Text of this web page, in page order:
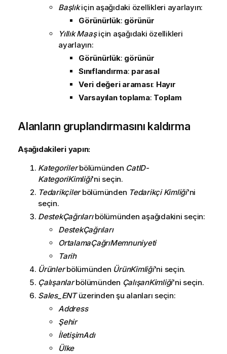
Başlıkiçin aşağıdaki özellikleri ayarlayın:
Görünürlük: görünür
Yıllık Maaşiçin aşağıdaki özellikleri
ayarlayın:
Görünürlük: görünür
Sınıflandırma: parasal
Veri değeri araması: Hayır
Varsayılan toplama: Toplam
Alanların gruplandırmasını kaldırma
Aşağıdakileri yapın:
Kategorilerbölümünden CatID-
KategoriKimliği'ni seçin.
Tedarikçilerbölümünden Tedarikçi Kimliği'ni
seçin.
DestekÇağrılarıbölümünden aşağıdakini seçin:
DestekÇağrıları
OrtalamaÇağrıMemnuniyeti
Tarih
Ürünlerbölümünden ÜrünKimliği'ni seçin.
Çalışanlarbölümünden ÇalışanKimliği'ni seçin.
Sales_ENTüzerinden şu alanları seçin:
Address
Şehir
İletişimAdı
Ülke